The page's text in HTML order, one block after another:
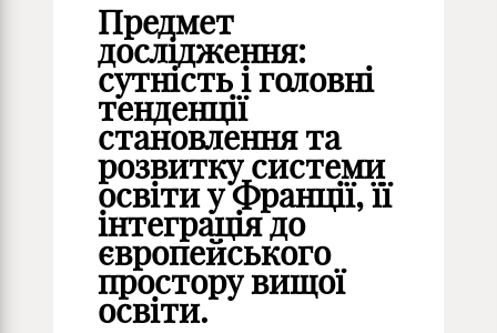
Предмет
дослідження:
сутність і головні
тенденції
становлення та
розвитку системи
освіти у Франції, її
інтеграція до
європейського
простору вищої
освіти.